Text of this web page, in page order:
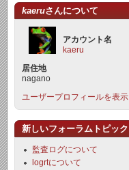
kaeruさんについて
アカウント名
kaeru
居住地
nagano
ユーザープロフィールを表示
新しいフォーラムトピック
監査ログについて
logrtについて